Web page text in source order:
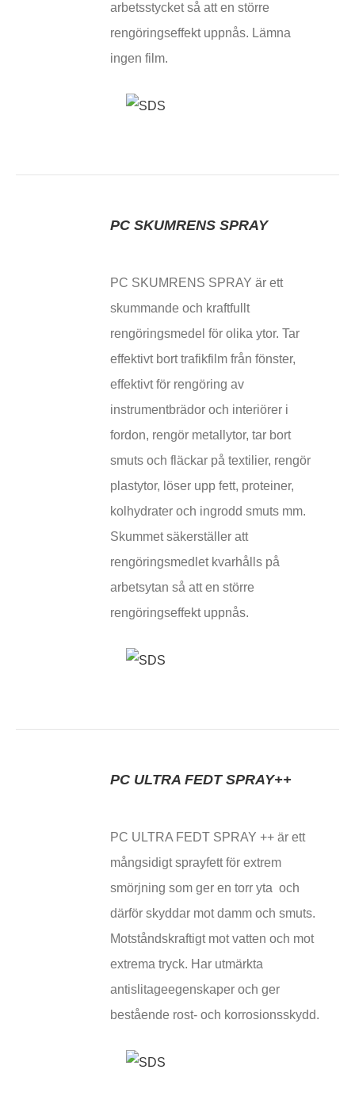
arbetsstycket så att en större
rengöringseffekt uppnås. Lämna
ingen film.
PC SKUMRENS SPRAY
PC SKUMRENS SPRAY är ett
skummande och kraftfullt
rengöringsmedel för olika ytor. Tar
effektivt bort trafikfilm från fönster,
effektivt för rengöring av
instrumentbrädor och interiörer i
fordon, rengör metallytor, tar bort
smuts och fläckar på textilier, rengör
plastytor, löser upp fett, proteiner,
kolhydrater och ingrodd smuts mm.
Skummet säkerställer att
rengöringsmedlet kvarhålls på
arbetsytan så att en större
rengöringseffekt uppnås.
PC ULTRA FEDT SPRAY++
PC ULTRA FEDT SPRAY ++ är ett
mångsidigt sprayfett för extrem
smörjning som ger en torr yta och
därför skyddar mot damm och smuts.
Motståndskraftigt mot vatten och mot
extrema tryck. Har utmärkta
antislitageegenskaper och ger
bestående rost- och korrosionsskydd.